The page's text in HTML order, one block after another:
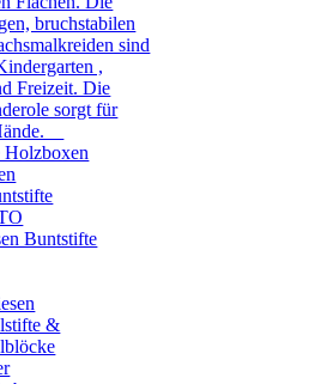
bruchstabilen
sind
,
Freizeit. Die
sorgt für
Holzboxen
Buntstifte
&